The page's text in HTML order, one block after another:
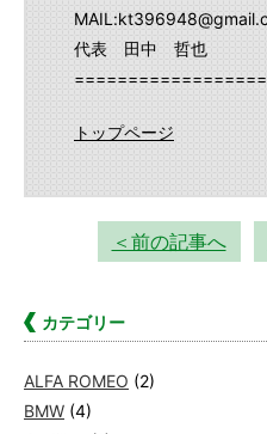
代表 田中 哲也
トップページ
＜前の記事へ
カテゴリー
ALFA ROMEO (2)
BMW (4)